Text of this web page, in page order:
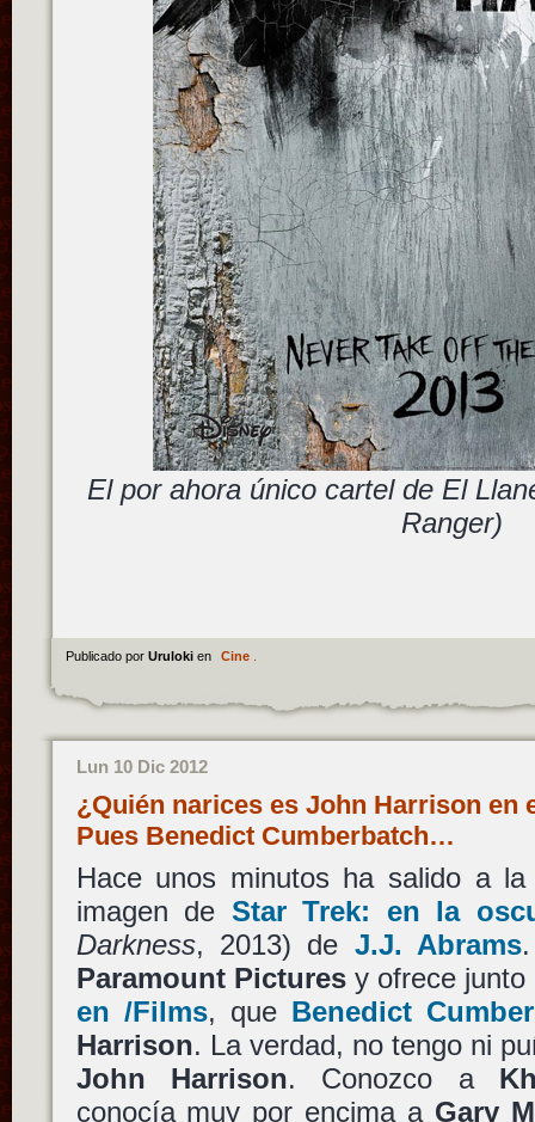
El por ahora único cartel de El
Ranger)
Publicado por Uruloki en Cine.
Lun 10 Dic 2012
¿Quién narices es John Harrison en
Pues Benedict Cumberbatch…
Hace unos minutos ha salido a
imagen de Star Trek: en la
Darkness, 2013) de J.J. Abrams
Paramount Picturesy ofrece
en /Films, que Benedict
Harrison. La verdad, no tengo ni
John Harrison. Conozco a
conocía muy por encima a Gary